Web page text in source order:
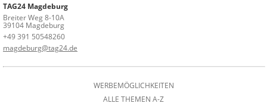
TAG24 Magdeburg
Breiter Weg 8-10A
39104 Magdeburg
+49 391 50548260
magdeburg@tag24.de
WERBEMÖGLICHKEITEN
ALLE THEMEN A-Z